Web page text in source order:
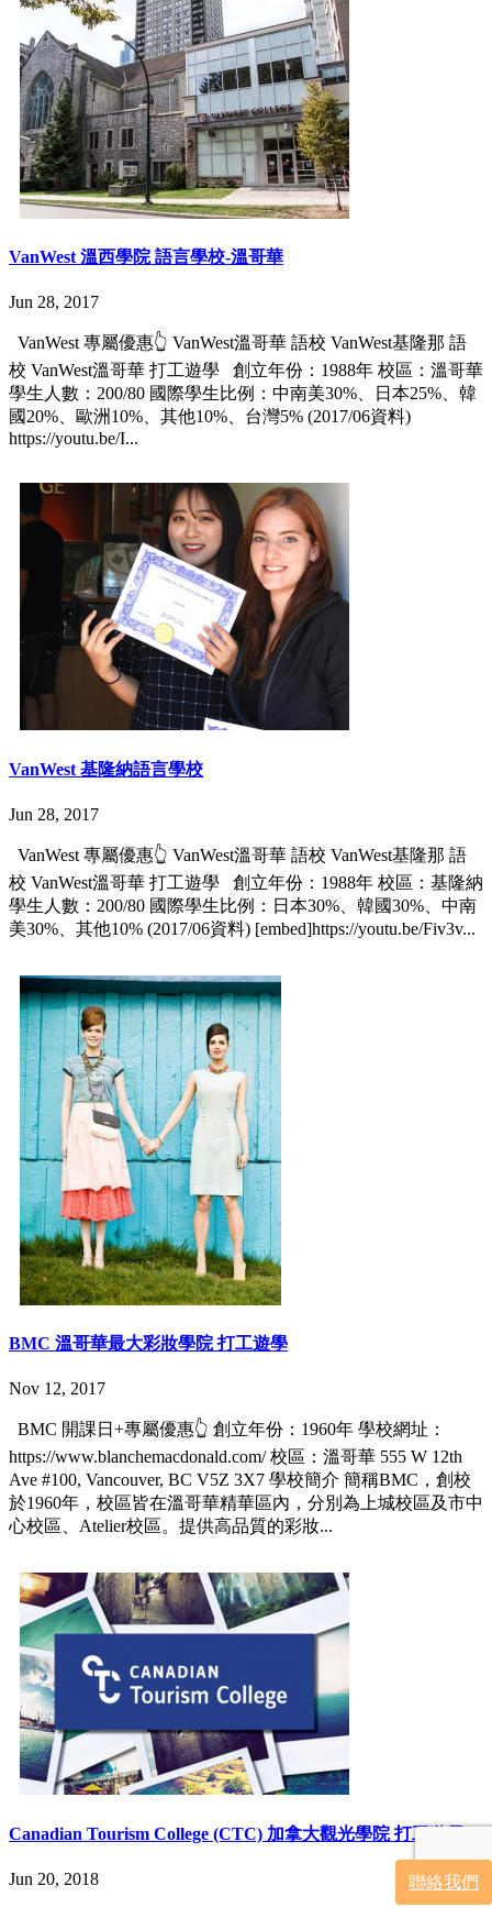
VanWest 溫西學院 語言學校-溫哥華
Jun 28, 2017
VanWest 專屬優惠👆 VanWest溫哥華 語校 VanWest基隆那 語
校 VanWest溫哥華 打工遊學 創立年份：1988年 校區：溫哥華
學生人數：200/80 國際學生比例：中南美30%、日本25%、韓
國20%、歐洲10%、其他10%、台灣5% (2017/06資料)
https://youtu.be/I...
VanWest 基隆納語言學校
Jun 28, 2017
VanWest 專屬優惠👆 VanWest溫哥華 語校 VanWest基隆那 語
校 VanWest溫哥華 打工遊學 創立年份：1988年 校區：基隆納
學生人數：200/80 國際學生比例：日本30%、韓國30%、中南
美30%、其他10% (2017/06資料) [embed]https://youtu.be/Fiv3v...
BMC 溫哥華最大彩妝學院 打工遊學
Nov 12, 2017
BMC 開課日+專屬優惠👆 創立年份：1960年 學校網址：
https://www.blanchemacdonald.com/ 校區：溫哥華 555 W 12th
Ave #100, Vancouver, BC V5Z 3X7 學校簡介 簡稱BMC，創校
於1960年，校區皆在溫哥華精華區內，分別為上城校區及市中
心校區、Atelier校區。提供高品質的彩妝...
Canadian Tourism College (CTC) 加拿大觀光學院 打工遊學
Jun 20, 2018 聯絡我們